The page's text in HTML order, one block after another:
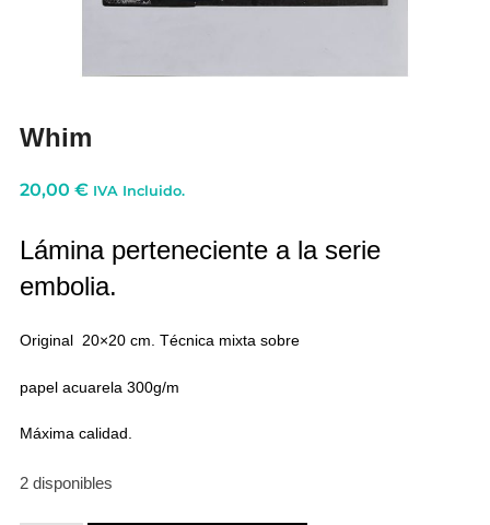
Whim
20,00 € IVA Incluido.
Lámina perteneciente a la serie
embolia.
Original 20×20 cm. Técnica mixta sobre
papel acuarela 300g/m
Máxima calidad.
2 disponibles